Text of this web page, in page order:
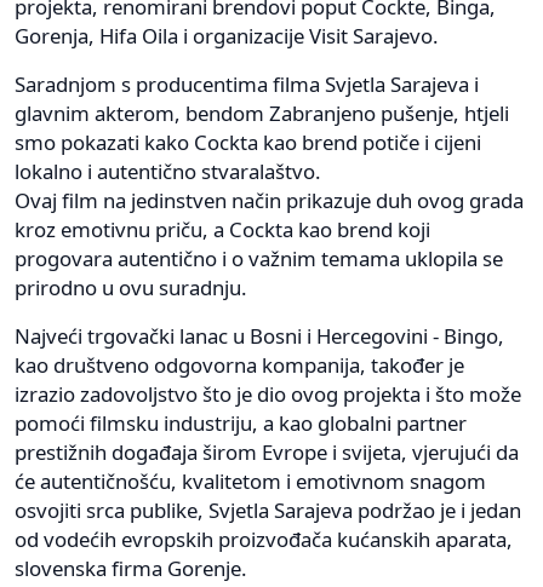
projekta, renomirani brendovi poput Cockte, Binga,
Gorenja, Hifa Oila i organizacije Visit Sarajevo.
Saradnjom s producentima filma Svjetla Sarajeva i
glavnim akterom, bendom Zabranjeno pušenje, htjeli
smo pokazati kako Cockta kao brend potiče i cijeni
lokalno i autentično stvaralaštvo.
Ovaj film na jedinstven način prikazuje duh ovog grada
kroz emotivnu priču, a Cockta kao brend koji
progovara autentično i o važnim temama uklopila se
prirodno u ovu suradnju.
Najveći trgovački lanac u Bosni i Hercegovini - Bingo,
kao društveno odgovorna kompanija, također je
izrazio zadovoljstvo što je dio ovog projekta i što može
pomoći filmsku industriju, a kao globalni partner
prestižnih događaja širom Evrope i svijeta, vjerujući da
će autentičnošću, kvalitetom i emotivnom snagom
osvojiti srca publike, Svjetla Sarajeva podržao je i jedan
od vodećih evropskih proizvođača kućanskih aparata,
slovenska firma Gorenje.